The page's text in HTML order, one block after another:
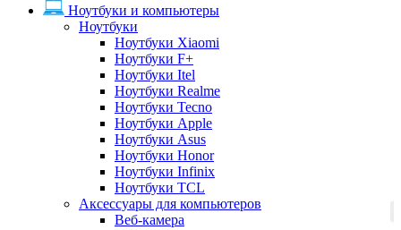
Ноутбуки и компьютеры
Ноутбуки
Ноутбуки Xiaomi
Ноутбуки F+
Ноутбуки Itel
Ноутбуки Realme
Ноутбуки Tecno
Ноутбуки Apple
Ноутбуки Asus
Ноутбуки Honor
Ноутбуки Infinix
Ноутбуки TCL
Аксессуары для компьютеров
Веб-камера